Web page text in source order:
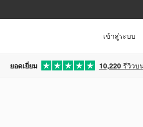
เข้าสู่ระบบ
ยอดเยี่ยม 10,220 รีวิวบ